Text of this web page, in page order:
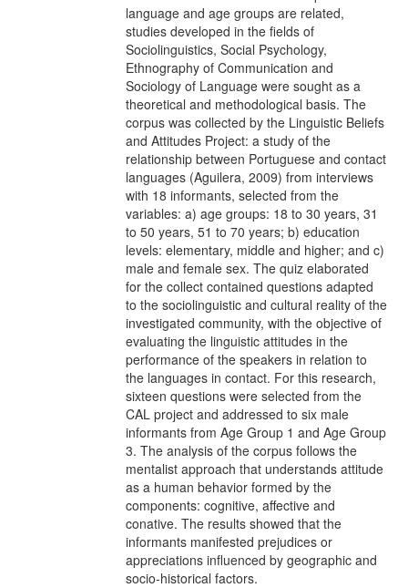
language and age groups are related,
studies developed in the fields of
Sociolinguistics, Social Psychology,
Ethnography of Communication and
Sociology of Language were sought as a
theoretical and methodological basis. The
corpus was collected by the Linguistic Beliefs
and Attitudes Project: a study of the
relationship between Portuguese and contact
languages (Aguilera, 2009) from interviews
with 18 informants, selected from the
variables: a) age groups: 18 to 30 years, 31
to 50 years, 51 to 70 years; b) education
levels: elementary, middle and higher; and c)
male and female sex. The quiz elaborated
for the collect contained questions adapted
to the sociolinguistic and cultural reality of the
investigated community, with the objective of
evaluating the linguistic attitudes in the
performance of the speakers in relation to
the languages in contact. For this research,
sixteen questions were selected from the
CAL project and addressed to six male
informants from Age Group 1 and Age Group
3. The analysis of the corpus follows the
mentalist approach that understands attitude
as a human behavior formed by the
components: cognitive, affective and
conative. The results showed that the
informants manifested prejudices or
appreciations influenced by geographic and
socio-historical factors.